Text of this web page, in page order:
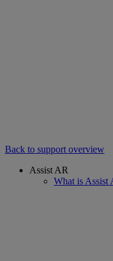
Back to support overview
Assist AR
What is Assist